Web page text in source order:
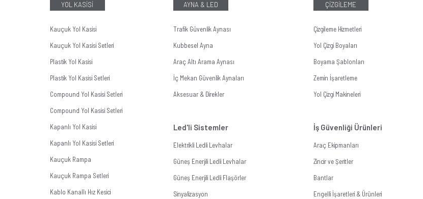
YOL KASİSİ
Kauçuk Yol Kasisi
Kauçuk Yol Kasisi Setleri
Plastik Yol Kasisi
Plastik Yol Kasisi Setleri
Compound Yol Kasisi Setleri
Compound Yol Kasisi Setleri
Kapanlı Yol Kasisi
Kapanlı Yol Kasisi Setleri
Kauçuk Rampa
Kauçuk Rampa Setleri
Kablo Kanallı Hız Kesici
AYNA & LED
Trafik Güvenlik Aynası
Kubbesel Ayna
Araç Altı Arama Aynası
İç Mekan Güvenlik Aynaları
Aksesuar & Direkler
Led'li Sistemler
Elektrikli Ledli Levhalar
Güneş Enerjili Ledli Levhalar
Güneş Enerjili Ledli Flaşörler
Sinyalizasyon
ÇİZGİLEME
Çizgileme Hizmetleri
Yol Çizgi Boyaları
Boyama Şablonları
Zemin İşaretleme
Yol Çizgi Makineleri
İş Güvenliği Ürünleri
Araç Ekipmanları
Zincir ve Şeritler
Bantlar
Engelli İşaretleri & Ürünleri